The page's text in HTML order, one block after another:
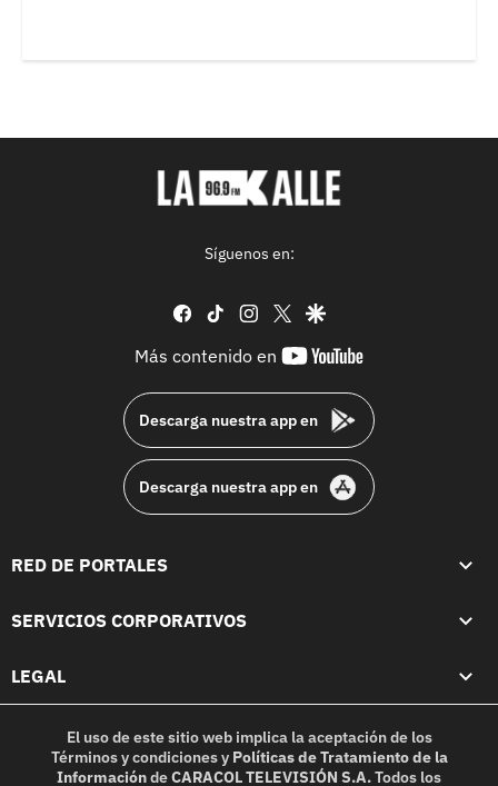
Síguenos en:
facebook
tiktok instagram
twittergoogle
Más contenido en
youtube-
Descarga nuestra app en
Descarga nuestra app en
RED DE PORTALES
SERVICIOS CORPORATIVOS
LEGAL
El uso de este sitio web implica la aceptación de los
Términos y condicionesy Políticas de Tratamiento de la
InformacióndeCARACOL TELEVISIÓN S.A.Todos los